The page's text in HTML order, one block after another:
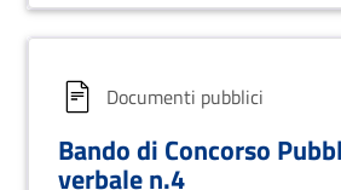
Documenti pubblici
Bando di Concorso
verbale n.4